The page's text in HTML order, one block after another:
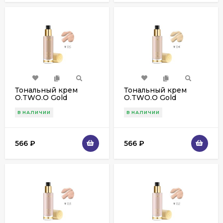
Тональный крем
O.TWO.O Gold
Foundation 30 ml
В НАЛИЧИИ
566 ₽
Тональный крем
O.TWO.O Gold
Foundation 30 ml
В НАЛИЧИИ
566 ₽